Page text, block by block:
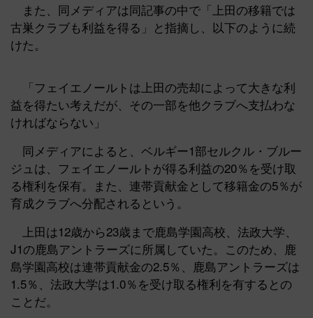
また、同メディアは同記事の中で「上田の移籍では
古巣クラブも利益を得る」と指摘し、以下のように続
けた。
「フェイエノールトは上田の売却によって大きな利
益を得たい考えだが、その一部を他クラブへ支払わな
ければならない」
同メディアによると、ベルギー1部セルクル・ブルー
ジュは、フェイエノールトが得る利益の20％を受け取
る権利を保有。また、連帯貢献金として移籍金の5％が
育成クラブへ分配されるという。
上田は12歳から23歳まで鹿島学園高校、法政大学、
J1の鹿島アントラーズに所属していた。このため、鹿
島学園高校は連帯貢献金の2.5％、鹿島アントラーズは
1.5％、法政大学は1.0％を受け取る権利を有するとの
ことだ。